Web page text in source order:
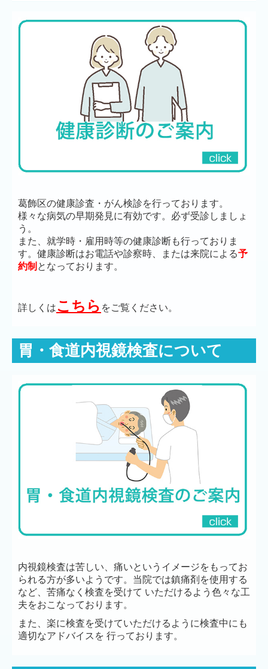
葛飾区の健康診査・がん検診を行っております。
様々な病気の早期発見に有効です。必ず受診しましょ
う。
また、就学時・雇用時等の健康診断も行っておりま
す。健康診断はお電話や診察時、または来院による予
約制 となっております。
詳しくはこちら をご覧ください。
胃・食道内視鏡検査について
内視鏡検査は苦しい、痛いというイメージをもってお
られる方が多いようです。当院では鎮痛剤を使用する
など、苦痛なく検査を受けて いただけるよう色々な工
夫をおこなっております。
また、楽に検査を受けていただけるように検査中にも
適切なアドバイスを 行っております。